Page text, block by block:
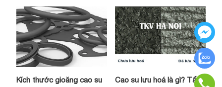
Kích thước gioăng cao su
Cao su lưu hoá là gì? Tất